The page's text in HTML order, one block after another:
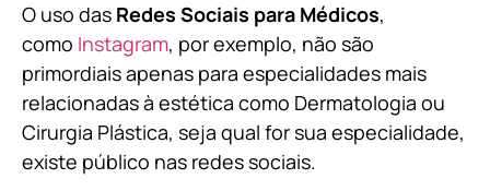
O uso das Redes Sociais para Médicos,
como Instagram, por exemplo, não são
primordiais apenas para especialidades mais
relacionadas à estética como Dermatologia ou
Cirurgia Plástica, seja qual for sua especialidade,
existe público nas redes sociais.